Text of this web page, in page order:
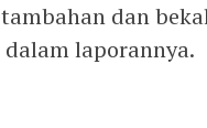
dan
laporannya.